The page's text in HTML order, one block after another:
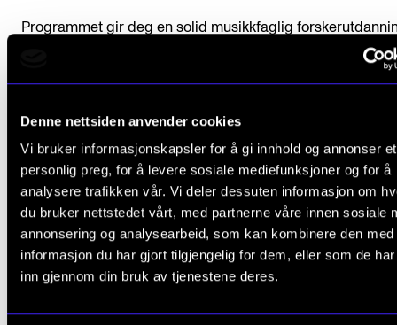
Denne nettsiden anvender cookies
Vi bruker informasjonskapsler for å gi innhold og annonser et
personlig preg, for å levere sosiale mediefunksjoner og for å
analysere trafikken vår. Vi deler dessuten informasjon om
du bruker nettstedet vårt, med partnerne våre innen sosiale
annonsering og analysearbeid, som kan kombinere den med
informasjon du har gjort tilgjengelig for dem, eller som de
inn gjennom din bruk av tjenestene deres.
Programmet gir deg en solid musikkfaglig
vil sette deg i stand til å bidra til den vitenskapelige